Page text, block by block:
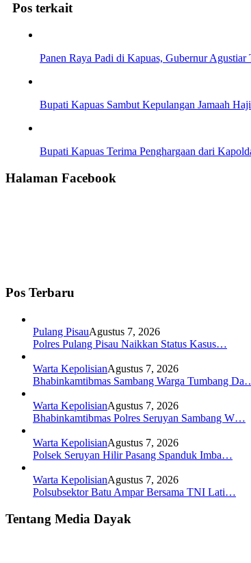
Pos terkait
Panen Raya Padi di Kapuas, Gubernur
Bupati Kapuas Sambut Kepulangan Jamaah
Bupati Kapuas Terima Penghargaan dari
Halaman Facebook
Pos Terbaru
Pulang PisauAgustus 7, 2026
Polres Pulang Pisau Naikkan Status Kasus…
Warta KepolisianAgustus 7, 2026
Bhabinkamtibmas Sambang Warga Tumbang
Warta KepolisianAgustus 7, 2026
Bhabinkamtibmas Polres Seruyan Sambang W…
Warta KepolisianAgustus 7, 2026
Polsek Seruyan Hilir Pasang Spanduk Imba…
Warta KepolisianAgustus 7, 2026
Polsubsektor Batu Ampar Bersama TNI Lati…
Tentang Media Dayak